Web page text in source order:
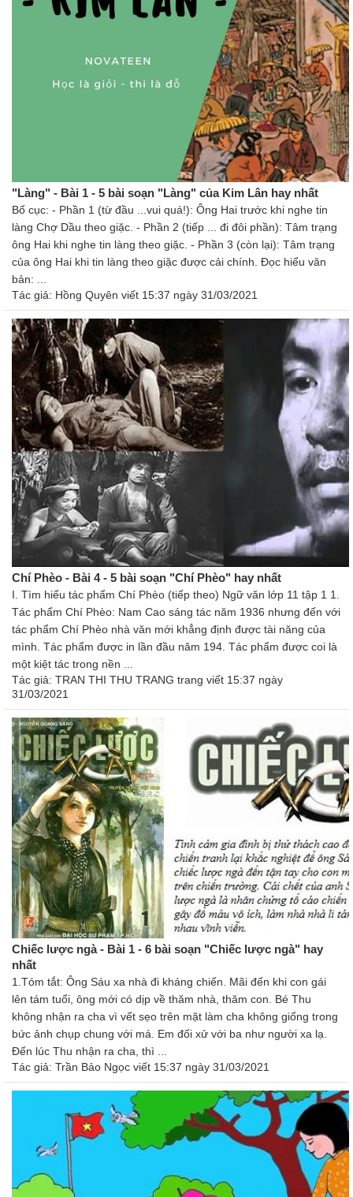
"Làng" - Bài 1 - 5 bài soạn "Làng" của Kim Lân hay nhất
Bố cục: - Phần 1 (từ đầu ...vui quá!): Ông Hai trước khi nghe tin
làng Chợ Dầu theo giặc. - Phần 2 (tiếp ... đi đôi phần): Tâm trạng
ông Hai khi nghe tin làng theo giặc. - Phần 3 (còn lại): Tâm trạng
của ông Hai khi tin làng theo giặc được cải chính. Đọc hiểu văn
bản: ...
Tác giả: Hồng Quyên viết 15:37 ngày 31/03/2021
Chí Phèo - Bài 4 - 5 bài soạn "Chí Phèo" hay nhất
I. Tìm hiểu tác phẩm Chí Phèo (tiếp theo) Ngữ văn lớp 11 tập 1 1.
Tác phẩm Chí Phèo: Nam Cao sáng tác năm 1936 nhưng đến với
tác phẩm Chí Phèo nhà văn mới khẳng định được tài năng của
mình. Tác phẩm được in lần đầu năm 194. Tác phẩm được coi là
một kiệt tác trong nền ...
Tác giả: TRAN THI THU TRANG trang viết 15:37 ngày
31/03/2021
Chiếc lược ngà - Bài 1 - 6 bài soạn "Chiếc lược ngà" hay
nhất
1.Tóm tắt: Ông Sáu xa nhà đi kháng chiến. Mãi đến khi con gái
lên tám tuổi, ông mới có dịp về thăm nhà, thăm con. Bé Thu
không nhận ra cha vì vết sẹo trên mặt làm cha không giống trong
bức ảnh chụp chung với má. Em đối xử với ba như người xa lạ.
Đến lúc Thu nhận ra cha, thì ...
Tác giả: Trần Bảo Ngọc viết 15:37 ngày 31/03/2021